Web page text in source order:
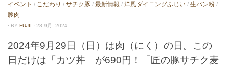
イベント / こだわり / サチク豚 / 最新情報 / 洋風ダイニングふじい / 生パン粉 /
豚肉
· BY FUJII · 28 9月, 2024
2024年9月29日（日）は肉（にく）の日。この
日だけは「カツ丼」が690円！「匠の豚サチク麦